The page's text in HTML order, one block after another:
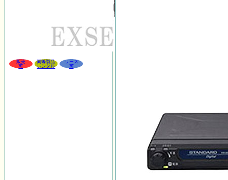
販売
可
同等製品
レンタル
リース
可